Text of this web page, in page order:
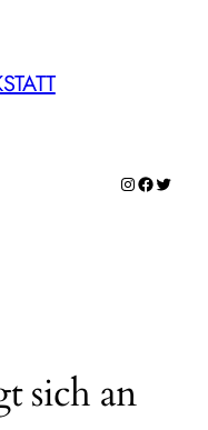
Instagram
sich an